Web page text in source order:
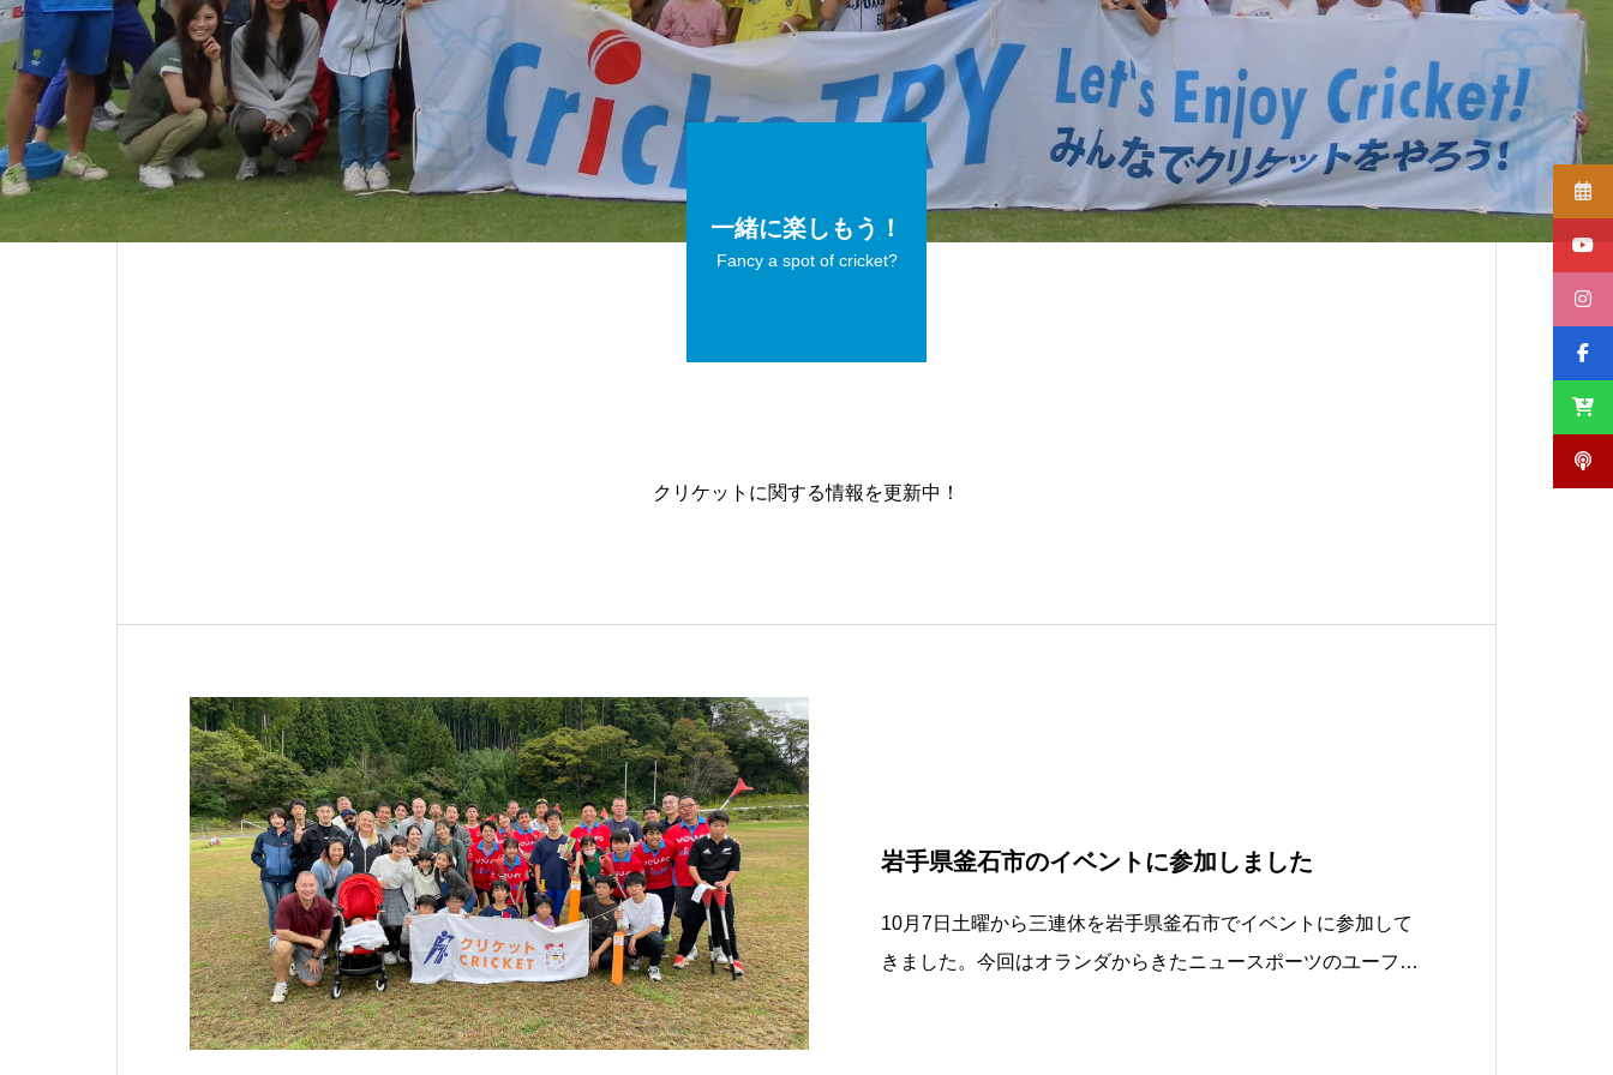
一緒に楽しもう！
Fancy a spot of cricket?
クリケットに関する情報を更新中！
岩手県釜石市のイベントに参加しました
10月7日土曜から三連休を岩手県釜石市でイベントに参加して
きました。今回はオランダからきたニュースポーツのユーフォ